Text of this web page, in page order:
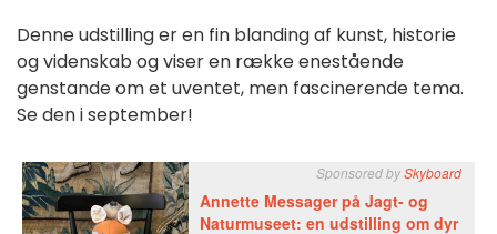
Denne udstilling er en fin blanding af kunst, historie
og videnskab og viser en række enestående
genstande om et uventet, men fascinerende tema.
Se den i september!